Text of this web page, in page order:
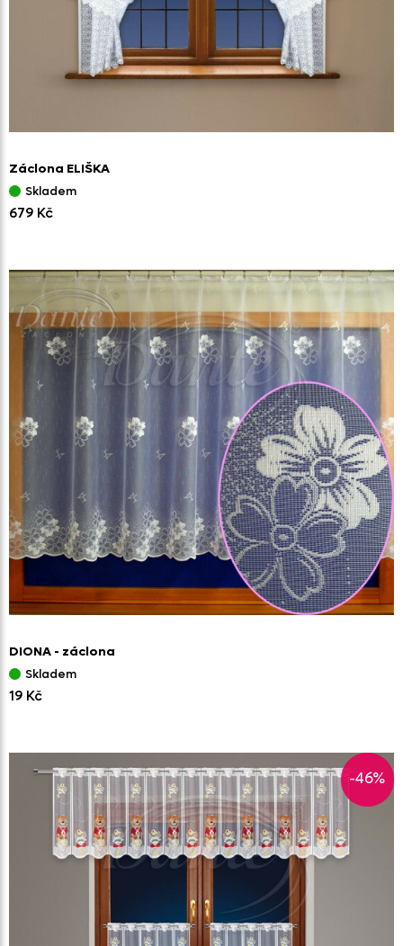
Záclona ELIŠKA
Skladem
679 Kč
DIONA - záclona
Skladem
19 Kč
-46%